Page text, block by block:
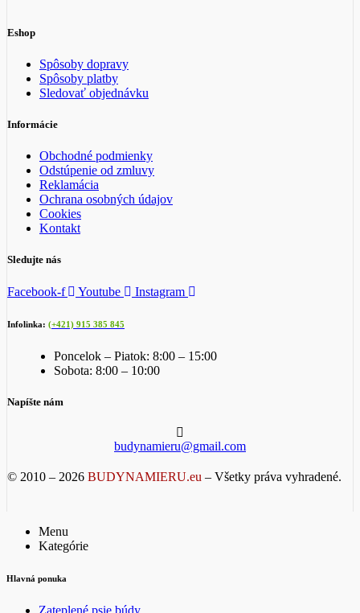
Eshop
Spôsoby dopravy
Spôsoby platby
Sledovať objednávku
Informácie
Obchodné podmienky
Odstúpenie od zmluvy
Reklamácia
Ochrana osobných údajov
Cookies
Kontakt
Sledujte nás
Facebook-f Youtube Instagram
Infolinka: (+421) 915 385 845
Poncelok – Piatok: 8:00 – 15:00
Sobota: 8:00 – 10:00
Napíšte nám
budynamieru@gmail.com
© 2010 – 2026 BUDYNAMIERU.eu – Všetky práva vyhradené.
Menu
Kategórie
Hlavná ponuka
Zateplené psie búdy